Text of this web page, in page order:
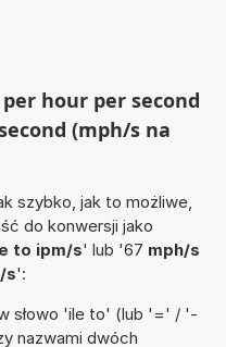
hour per second
(mph/s na
szybko, jak to możliwe,
do konwersji jako
to ipm/s' lub '67 mph/s
s':
słowo 'ile to' (lub '=' / '-
nazwami dwóch